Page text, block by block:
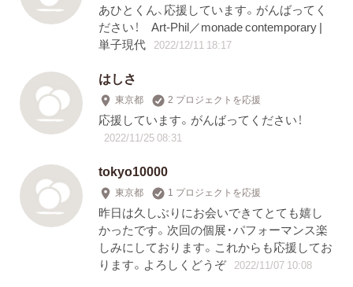
あひとくん、応援しています。がんばってく
ださい！ Art-Phil／monade contemporary |
単子現代 2022/12/11 18:17
はしさ
東京都 2 プロジェクトを応援
応援しています。がんばってください！
2022/11/25 08:31
tokyo10000
東京都 1 プロジェクトを応援
昨日は久しぶりにお会いできてとても嬉し
かったです。次回の個展・パフォーマンス楽
しみにしております。これからも応援してお
ります。よろしくどうぞ 2022/11/07 10:08